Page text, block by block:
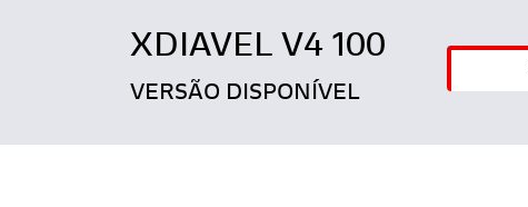
XDIAVEL V4 100
VERSÃO DISPONÍVEL